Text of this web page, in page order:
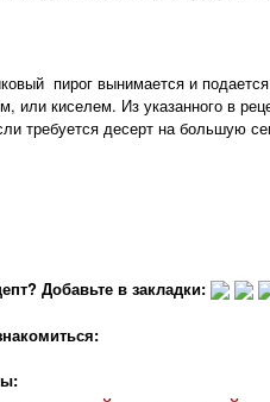
пирог вынимается и
или киселем. Из указанного в
требуется десерт на большую
Добавьте в закладки: